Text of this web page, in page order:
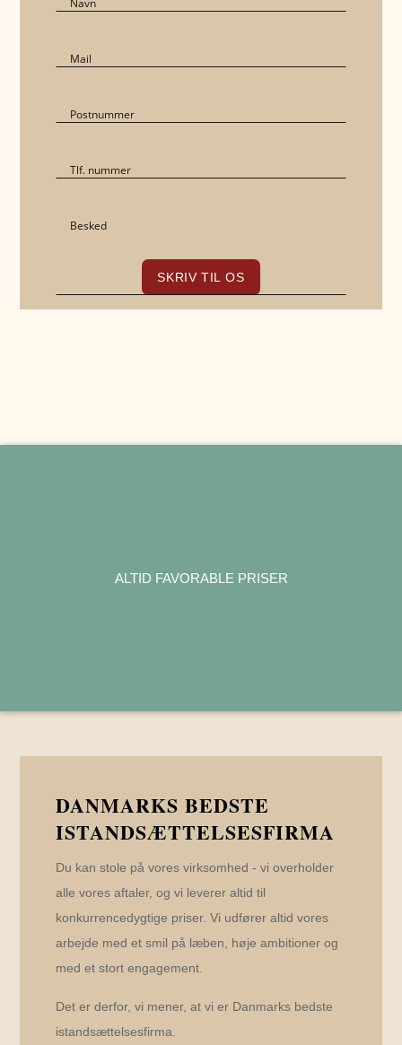
ALTID FAVORABLE PRISER
DANMARKS BEDSTE
ISTANDSÆTTELSESFIRMA
Du kan stole på vores virksomhed - vi overholder
alle vores aftaler, og vi leverer altid til
konkurrencedygtige priser. Vi udfører altid vores
arbejde med et smil på læben, høje ambitioner og
med et stort engagement.
Det er derfor, vi mener, at vi er Danmarks bedste
istandsættelsesfirma.